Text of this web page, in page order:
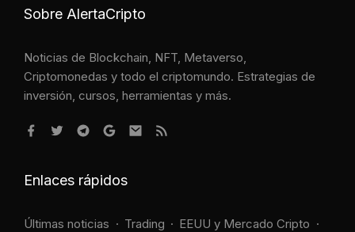
Sobre AlertaCripto
Noticias de Blockchain, NFT, Metaverso,
Criptomonedas y todo el criptomundo. Estrategias de
inversión, cursos, herramientas y más.
Enlaces rápidos
Últimas noticias Trading EEUU y Mercado Cripto